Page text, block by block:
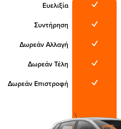
Ευελιξία
Συντήρηση
Δωρεάν Αλλαγή
Δωρεάν Τέλη
Δωρεάν Επιστροφή